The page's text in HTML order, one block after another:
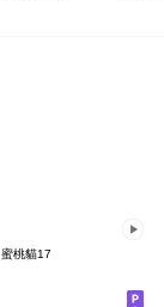
蜜桃貓17